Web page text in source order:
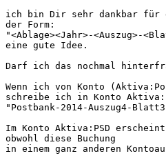
ich bin Dir sehr dankbar für
der Form:
"<Ablage><Jahr>-<Auszug>-
eine gute Idee.
Darf ich das nochmal
Wenn ich von Konto
schreibe ich in Konto
"Postbank-2014-Auszug4-
Im Konto Aktiva:PSD
obwohl diese Buchung
in einem ganz anderen